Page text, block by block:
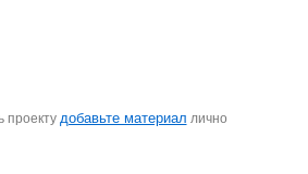
проекту добавьте материал лично